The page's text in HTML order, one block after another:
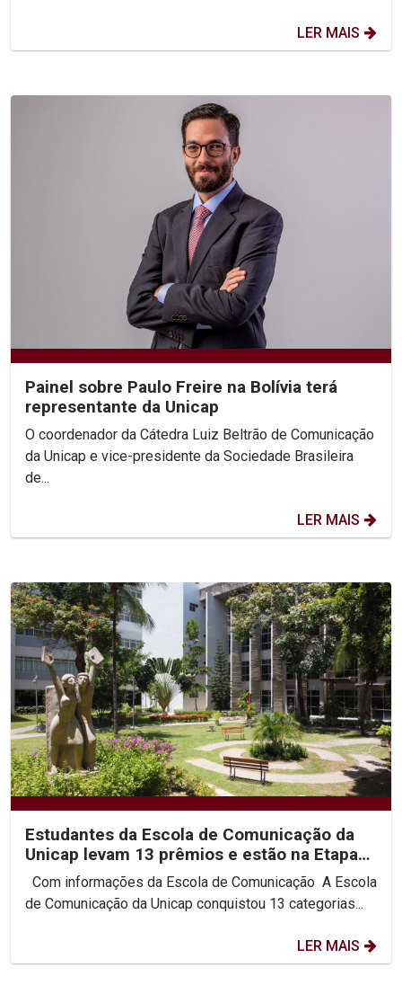
LER MAIS
Painel sobre Paulo Freire na Bolívia terá
representante da Unicap
O coordenador da Cátedra Luiz Beltrão de Comunicação
da Unicap e vice-presidente da Sociedade Brasileira
de...
LER MAIS
Estudantes da Escola de Comunicação da
Unicap levam 13 prêmios e estão na Etapa
Nacional da Expocom
de Comunicação da Unicap conquistou 13 categorias...
LER MAIS